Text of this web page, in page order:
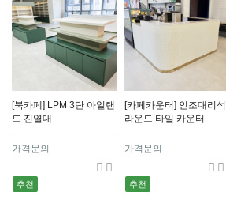
[북카페] LPM 3단 아일랜
드 진열대
가격문의
추천
[카페카운터] 인조대리석
라운드 타일 카운터
가격문의
추천